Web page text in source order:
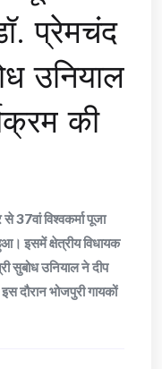
प्रेमचंद
उनियाल
की
37वां विश्वकर्मा पूजा
इसमें क्षेत्रीय विधायक
सुबोध उनियाल ने दीप
दौरान भोजपुरी गायकों